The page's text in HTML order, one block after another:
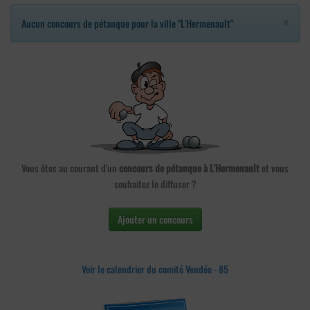
Aucun concours de pétanque pour la ville "L'Hermenault"
Vous êtes au courant d'un concours de pétanque à L'Hermenaultet vous
souhaitez le diffuser ?
Ajouter un concours
Voir le calendrier du comité Vendée - 85